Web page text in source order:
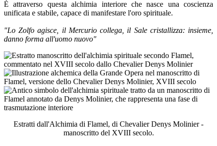
È attraverso questa alchimia interiore che nasce una coscienza
unificata e stabile, capace di manifestare l'oro spirituale.
"Lo Zolfo agisce, il Mercurio collega, il Sale cristallizza: insieme,
danno forma all'uomo nuovo"
Estratti dall'Alchimia di Flamel, di Chevalier Denys Molinier -
manoscritto del XVIII secolo.